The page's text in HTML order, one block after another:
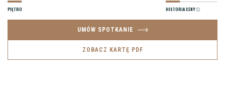
PIĘTRO HISTORIA CENY
UMÓW SPOTKANIE
ZOBACZ KARTĘ PDF